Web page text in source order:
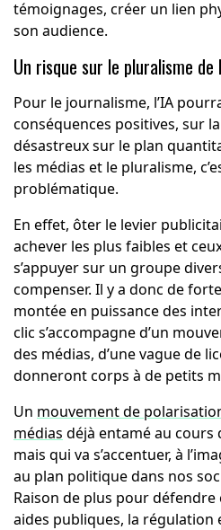
témoignages, créer un lien
son audience.
Un risque sur le pluralisme de
Pour le journalisme, l’IA
conséquences positives, sur
désastreux sur le plan
les médias et le pluralisme,
problématique.
En effet, ôter le levier
achever les plus faibles et
s’appuyer sur un groupe
compenser. Il y a donc de
montée en puissance des
clic s’accompagne d’un
des médias, d’une vague de
donneront corps à de petits
Un mouvement de
médias déjà entamé au cours
mais qui va s’accentuer, à
au plan politique dans nos
Raison de plus pour défendre
aides publiques, la régulation